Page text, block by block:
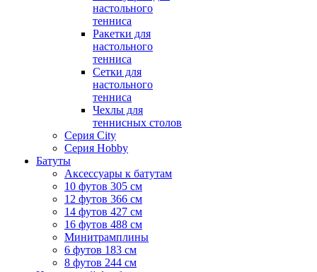
настольного
тенниса
Ракетки для
настольного
тенниса
Сетки для
настольного
тенниса
Чехлы для
теннисных столов
Серия City
Серия Hobby
Батуты
Аксессуары к батутам
10 футов 305 см
12 футов 366 см
14 футов 427 см
16 футов 488 см
Минитрамплины
6 футов 183 см
8 футов 244 см